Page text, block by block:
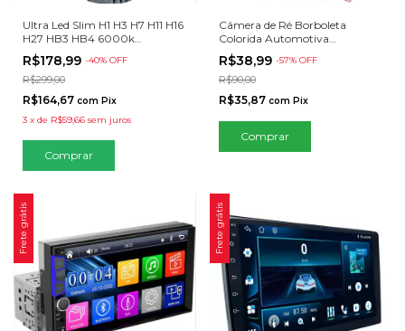
Ultra Led Slim H1 H3 H7 H11 H16
H27 HB3 HB4 6000k
11000Lm 70w
R$178,99 -40% OFF
R$299,00
R$164,67 com Pix
3 x de R$59,66 sem juros
Comprar
Câmera de Ré Borboleta
Colorida Automotiva
Estacionamento
R$38,99 -57% OFF
R$90,00
R$35,87 com Pix
Frete grátis Frete grátis